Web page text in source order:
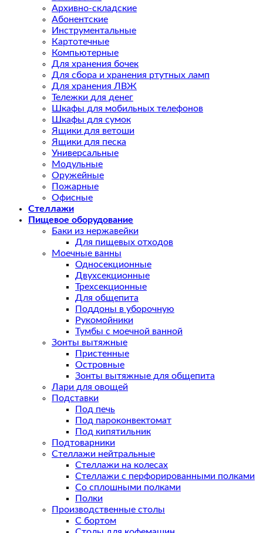
Архивно-складские
Абонентские
Инструментальные
Картотечные
Компьютерные
Для хранения бочек
Для сбора и хранения ртутных ламп
Для хранения ЛВЖ
Тележки для денег
Шкафы для мобильных телефонов
Шкафы для сумок
Ящики для ветоши
Ящики для песка
Универсальные
Модульные
Оружейные
Пожарные
Офисные
Стеллажи
Пищевое оборудование
Баки из нержавейки
Для пищевых отходов
Моечные ванны
Односекционные
Двухсекционные
Трехсекционные
Для общепита
Поддоны в уборочную
Рукомойники
Тумбы с моечной ванной
Зонты вытяжные
Пристенные
Островные
Зонты вытяжные для общепита
Лари для овощей
Подставки
Под печь
Под пароконвектомат
Под кипятильник
Подтоварники
Стеллажи нейтральные
Стеллажи на колесах
Стеллажи с перфорированными полками
Со сплошными полками
Полки
Производственные столы
С бортом